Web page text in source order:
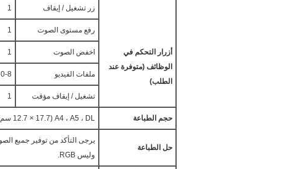
أزرار التحكم في
الوظائف (متوفرة عند
الطلب)
زر تشغيل / إيقاف 1
رفع مستوى الصوت 1
اخفض الصوت 1
ملفات الفيديو 0-8
تشغيل / إيقاف مؤقت 1
حجم الطباعة A4 ، A5 ، DL (12.7 × 17.7 سم)
حل الطباعة
وليس RGB.